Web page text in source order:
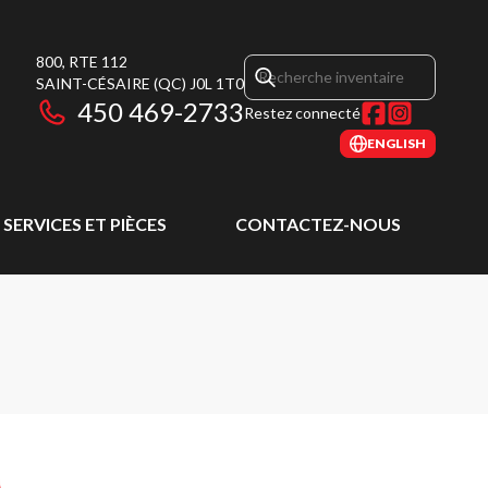
800, RTE 112
SAINT-CÉSAIRE (QC) J0L 1T0
450 469-2733Restez connecté
ENGLISH
SERVICES ET PIÈCES CONTACTEZ-NOUS